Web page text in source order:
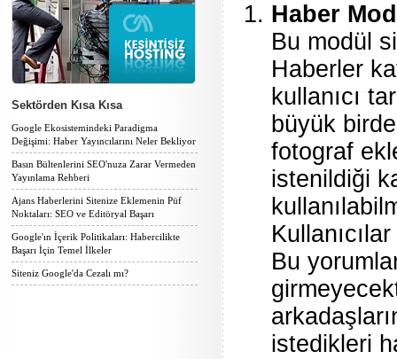
Sektörden Kısa Kısa
Google Ekosistemindeki Paradigma
Değişimi: Haber Yayıncılarını Neler Bekliyor
Basın Bültenlerini SEO'nuza Zarar Vermeden
Yayınlama Rehberi
Ajans Haberlerini Sitenize Eklemenin Püf
Noktaları: SEO ve Editöryal Başarı
Google'ın İçerik Politikaları: Habercilikte
Başarı İçin Temel İlkeler
Siteniz Google'da Cezalı mı?
Haber
Bu modül
Haberler
kullanıcı
büyük
fotograf
istenildiği
Bu
istedikleri